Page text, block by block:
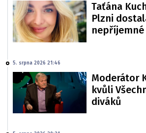
Taťána
Plzni
5. srpna 2026 21:46
Moderátor
kvůli
diváků